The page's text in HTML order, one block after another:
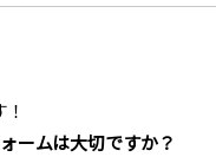
ームは大切ですか？